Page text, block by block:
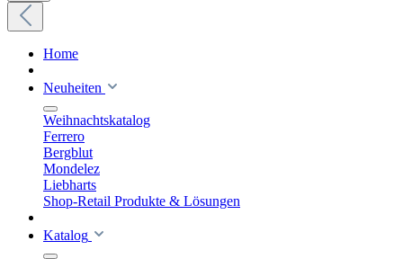
Home
Neuheiten
Weihnachtskatalog
Ferrero
Bergblut
Mondelez
Liebharts
Shop-Retail Produkte & Lösungen
Katalog